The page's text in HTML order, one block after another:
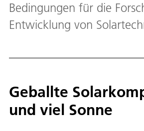
Bedingungen für die
Entwicklung von
Geballte
und viel Sonne